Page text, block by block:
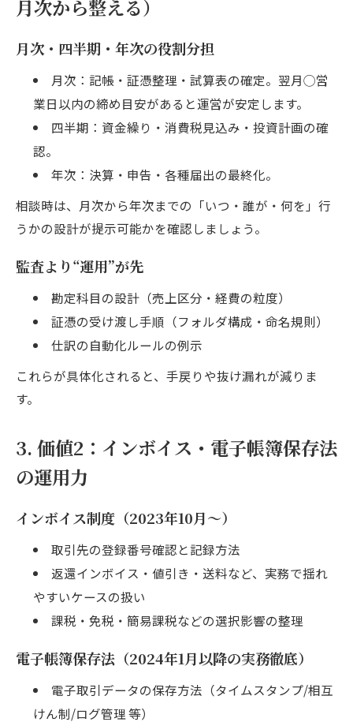
月次から整える）
月次・四半期・年次の役割分担
月次：記帳・証憑整理・試算表の確定。翌月◯営
業日以内の締め目安があると運営が安定します。
四半期：資金繰り・消費税見込み・投資計画の確
認。
年次：決算・申告・各種届出の最終化。
相談時は、月次から年次までの「いつ・誰が・何を」行
うかの設計が提示可能かを確認しましょう。
監査より“運用”が先
勘定科目の設計（売上区分・経費の粒度）
証憑の受け渡し手順（フォルダ構成・命名規則）
仕訳の自動化ルールの例示
これらが具体化されると、手戻りや抜け漏れが減りま
す。
3. 価値2：インボイス・電子帳簿保存法
の運用力
インボイス制度（2023年10月〜）
取引先の登録番号確認と記録方法
返還インボイス・値引き・送料など、実務で揺れ
やすいケースの扱い
課税・免税・簡易課税などの選択影響の整理
電子帳簿保存法（2024年1月以降の実務徹底）
電子取引データの保存方法（タイムスタンプ/相互
けん制/ログ管理 等）